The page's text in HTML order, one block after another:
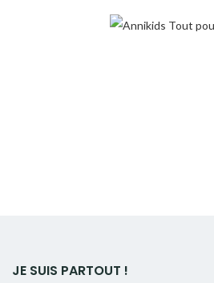
JE SUIS PARTOUT !